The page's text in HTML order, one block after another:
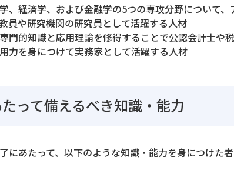
、経済学、および金融学の5つの専攻分野について
員や研究機関の研究員として活躍する人材
門的知識と応用理論を修得することで公認会計士や
力を身につけて実務家として活躍する人材
って備えるべき知識・能力
にあたって、以下のような知識・能力を身につけた